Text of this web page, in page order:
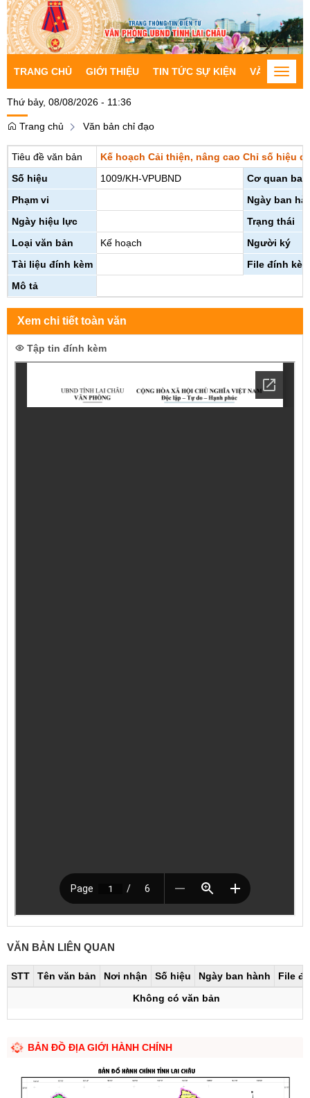
TRANG CHỦ GIỚI THIỆU TIN TỨC SỰ KIỆN VĂN BẢNToggle
Thứ bảy, 08/08/2026 - 11:36
Trang chủ Văn bản chỉ đạo
Tiêu đề văn bản
Kế hoạch Cải thiện, nâng cao Chỉ số hiệu
Số hiệu
1009/KH-VPUBND
Cơ quan
Phạm vi
Ngày ban
Ngày hiệu lực
Trạng thái
Loại văn bản
Kế hoạch
Người ký
Tài liệu đính kèm
File đính kèm
Mô tả
Xem chi tiết toàn văn
Tập tin đính kèm
VĂN BẢN LIÊN QUAN
STT Tên văn bản Nơi nhận Số hiệu Ngày ban hành
File
Không có văn bản
BẢN ĐỒ ĐỊA GIỚI HÀNH CHÍNH